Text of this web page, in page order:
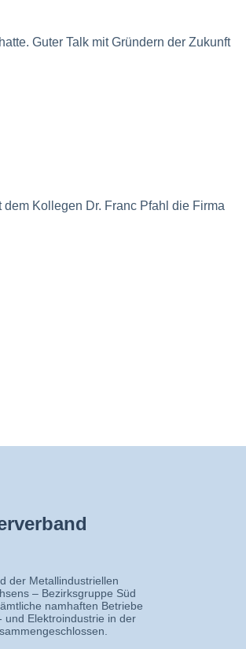
Guter Talk mit Gründern der Zukunft
Kollegen Dr. Franc Pfahl die Firma
der Metallindustriellen
– Bezirksgruppe Süd
namhaften Betriebe
und Elektroindustrie in der